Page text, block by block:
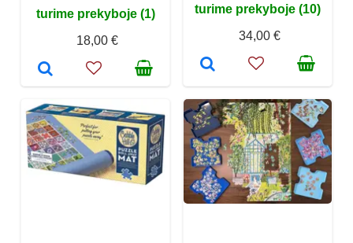
turime prekyboje (1)
18,00 €
turime prekyboje (10)
34,00 €